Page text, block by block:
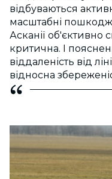
відбуваються
масштабні
Асканії об'єктивно
критична. І
віддаленість від
відносна